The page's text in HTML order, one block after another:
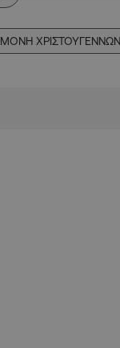
ΧΡΙΣΤΟΥΓΕΝΝΩΝ